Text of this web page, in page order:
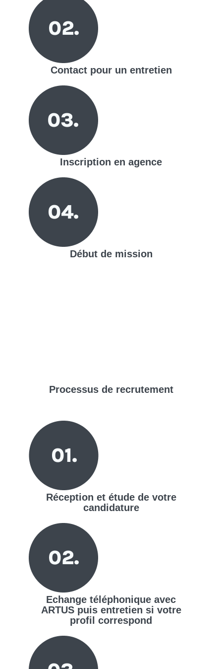
Contact pour un entretien
Inscription en agence
Début de mission
Processus de recrutement
Réception et étude de votre
candidature
Echange téléphonique avec
ARTUS puis entretien si votre
profil correspond